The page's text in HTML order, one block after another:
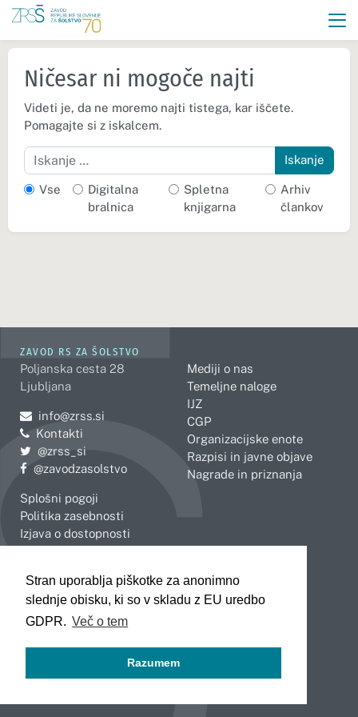
Stran uporablja piškotke za anonimno
slednje obisku, ki so v skladu z EU uredbo
GDPR. Več o tem
Razumem
Ničesar ni mogoče najti
Videti je, da ne moremo najti tistega, kar iščete.
Pomagajte si z iskalcem.
Iskanje
Vse
Digitalna
bralnica
Spletna
knjigarna
Arhiv
člankov
ZAVOD RS ZA ŠOLSTVO
Poljanska cesta 28
Ljubljana
Pošljite e-mail na
info@zrss.si
Kontakti
Pojdite na Twitter:
@zrss_si
Pojdite na Facebook:
@zavodzasolstvo
Splošni pogoji
Politika zasebnosti
Izjava o dostopnosti
Mediji o nas
Temeljne naloge
IJZ
CGP
Organizacijske enote
Razpisi in javne objave
Nagrade in priznanja
Celje
Koper
Kranj
Novo mesto
Slovenj Gradec